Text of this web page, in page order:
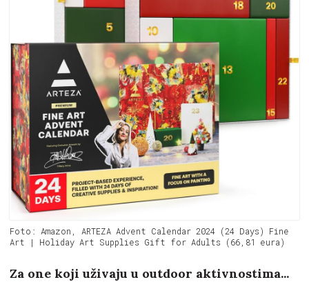
Foto: Amazon, ARTEZA Advent Calendar 2024 (24 Days) Fine
Art | Holiday Art Supplies Gift for Adults (66,81 eura)
Za one koji uživaju u outdoor aktivnostima...